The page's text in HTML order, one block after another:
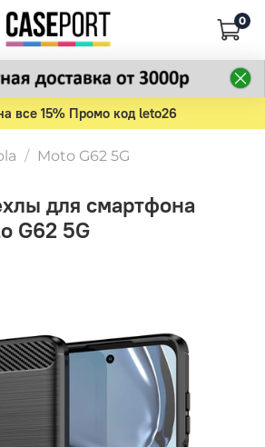
0
все 15% Промо код leto26
Moto G62 5G
для смартфона
G62 5G